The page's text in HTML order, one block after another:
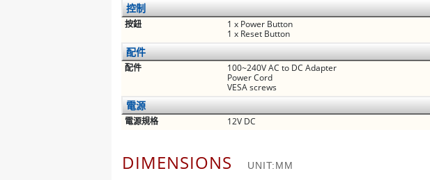
控制
按鈕
1 x Power Button
1 x Reset Button
配件
配件
100~240V AC to DC Adapter
Power Cord
VESA screws
電源
電源規格 12V DC
DIMENSIONS UNIT:MM